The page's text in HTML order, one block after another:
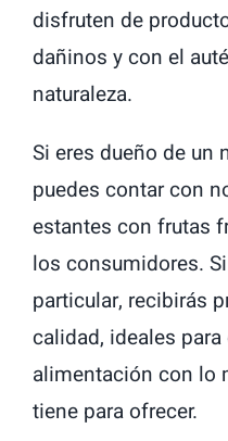
disfruten de
dañinos y con el
naturaleza.
Si eres dueño de un
puedes contar con
estantes con frutas
los consumidores.
particular, recibirás
calidad, ideales
alimentación con lo
tiene para ofrecer.